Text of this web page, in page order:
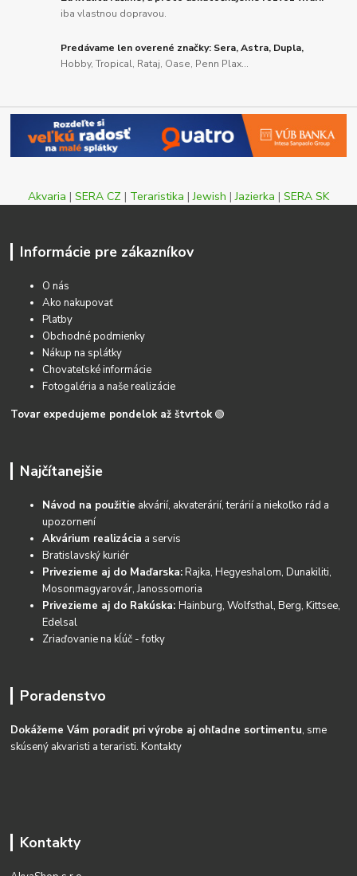
iba vlastnou dopravou.
Predávame len overené značky: Sera, Astra, Dupla,
Hobby, Tropical, Rataj, Oase, Penn Plax...
Akvaria | SERA CZ | Teraristika |Jewish |Jazierka | SERA SK
Informácie pre zákazníkov
O nás
Ako nakupovať
Platby
Obchodné podmienky
Nákup na splátky
Chovateľské informácie
Fotogaléria a naše realizácie
Tovar expedujeme pondelok až štvrtok 🟢
Najčítanejšie
Návod na použitie akvárií, akvaterárií, terárií a niekoľko rád a
upozornení
Akvárium realizácia a servis
Bratislavský kuriér
Privezieme aj do Maďarska:Rajka, Hegyeshalom, Dunakiliti,
Mosonmagyarovár, Janossomoria
Privezieme aj do Rakúska:Hainburg, Wolfsthal, Berg, Kittsee,
Edelsal
Zriaďovanie na kĺúč - fotky
Poradenstvo
Dokážeme Vám poradiť pri výrobe aj ohľadne sortimentu, sme
skúsený akvaristi a teraristi.Kontakty
Kontakty